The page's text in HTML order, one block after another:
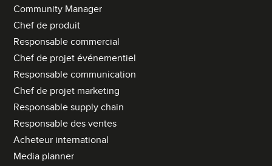
Community Manager
Chef de produit
Responsable commercial
Chef de projet événementiel
Responsable communication
Chef de projet marketing
Responsable supply chain
Responsable des ventes
Acheteur international
Media planner